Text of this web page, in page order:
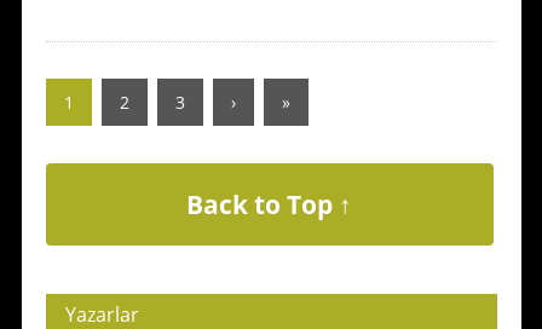
1 2 3 › »
Back to Top ↑
Yazarlar